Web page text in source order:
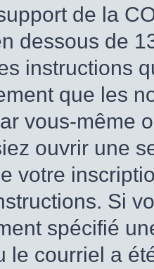
de la
dessous de
instructions
que les
vous-même
ouvrir une
votre
Si
spécifié
le courriel a